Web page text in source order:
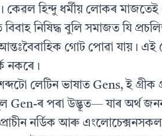
কেৱল হিন্দু ধৰ্মীয় লোকৰ মাজতেই
নিষিদ্ধ বুলি সমাজত যি
গোট পোৱা যায়।
নকৰে।
লেটিন ভাষাত Gens, ই
Gen-ৰ পৰা উদ্ভূত— যাৰ অৰ্থ
নৰ্ডিক আৰু